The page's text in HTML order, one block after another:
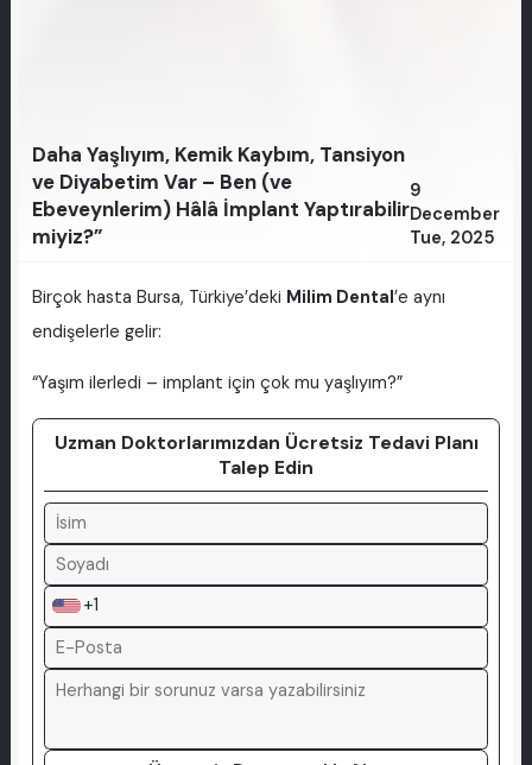
Daha Yaşlıyım, Kemik Kaybım, Tansiyon
ve Diyabetim Var – Ben (ve
Ebeveynlerim) Hâlâ İmplant Yaptırabilir
miyiz?”
9
December
Tue, 2025
Birçok hasta Bursa, Türkiye’deki Milim Dental’e aynı
endişelerle gelir:
“Yaşım ilerledi – implant için çok mu yaşlıyım?”
Uzman Doktorlarımızdan Ücretsiz Tedavi Planı
Talep Edin
+1